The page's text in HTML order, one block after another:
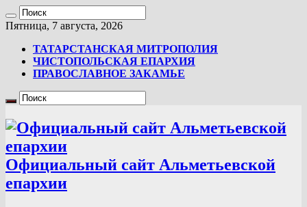
Пятница, 7 августа, 2026
ТАТАРСТАНСКАЯ МИТРОПОЛИЯ
ЧИСТОПОЛЬСКАЯ ЕПАРХИЯ
ПРАВОСЛАВНОЕ ЗАКАМЬЕ
Официальный сайт Альметьевской
епархии